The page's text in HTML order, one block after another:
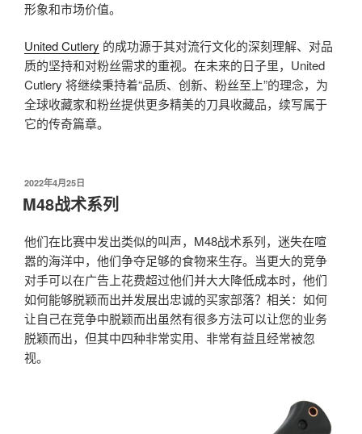
形象和市场价值。
United Cutlery 的成功源于其对流行文化的深刻理解、对品
质的坚持和对粉丝需求的重视。在未来的日子里，United
Cutlery 将继续秉持着“品质、创新、粉丝至上”的理念，为
全球收藏家和粉丝提供更多精美的刀具收藏品，续写属于
它的传奇篇章。
发
布
于
2022年4月25日
M48战术系列
他们在比赛中发出类似的叫声，M48战术系列，迷失在喧
嚣的海洋中，他们争夺足够的食物来生存。当更大的竞争
对手可以在广告上花费超过他们并大大降低成本时，他们
如何能够脱颖而出并发展出忠诚的买家部落？相关：如何
让自己在竞争中脱颖而出虽然有很多方法可以让您的业务
脱颖而出，但其中四种非常实用、非常有益且经常被忽
视。